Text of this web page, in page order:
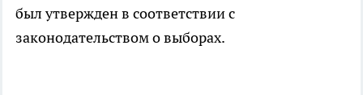
был утвержден в соответствии с
законодательством о выборах.